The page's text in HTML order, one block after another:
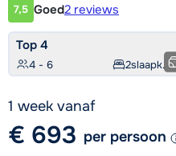
Klantwaardering
7,5 Goed2 reviews
Top 4
4 - 6 2slaapk.
1 week vanaf
€ 693 per persoon